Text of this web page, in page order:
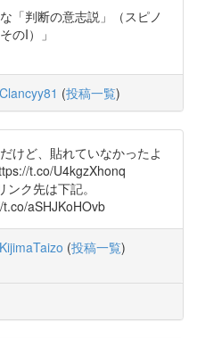
「判断の意志説」（スピノ
のI）」
(投稿一覧)
けど、貼れていなかったよ
t.co/U4kgzXhonq
ク先は下記。
aSHJKoHOvb
(投稿一覧)